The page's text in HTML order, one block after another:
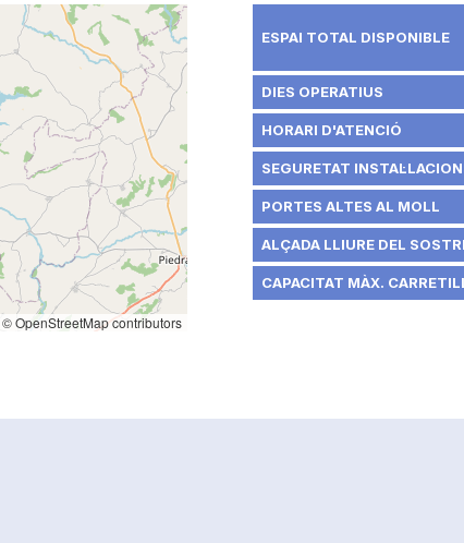
© OpenStreetMap contributors
ESPAI TOTAL DISPONIBLE
DIES OPERATIUS
HORARI D'ATENCIÓ
SEGURETAT
PORTES ALTES AL MOLL
ALÇADA LLIURE DEL
CAPACITAT MÀX.